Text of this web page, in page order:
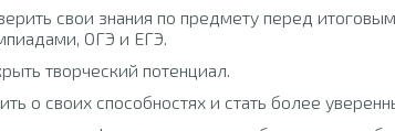
свои знания по предмету перед
ОГЭ и ЕГЭ.
творческий потенциал.
о своих способностях и стать более